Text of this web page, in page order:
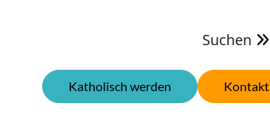
Suchen 
Kontakt
Katholisch werden